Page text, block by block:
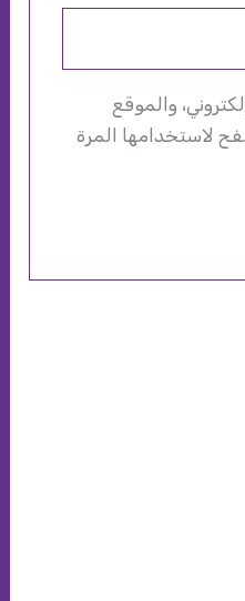
والموقع
لاستخدامها المرة